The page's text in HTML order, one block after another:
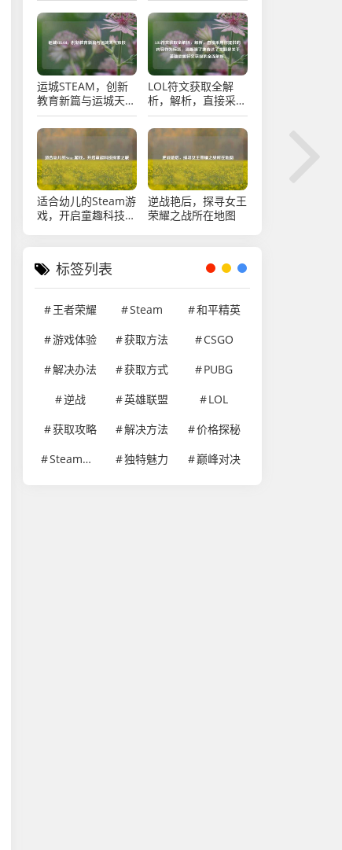
运城STEAM，创新
教育新篇与运城天气
预报
LOL符文获取全解
析，解析，直接采用
你提供的内容作为标
题，清晰明了地传达
了主题是关于英雄联
盟符文获取的全面解
析。
适合幼儿的Steam游
戏，开启童趣科技探
逆战艳后，探寻女王
荣耀之战所在地图
标签列表
王者荣耀 Steam
和平精英
游戏体验
获取方法
CSGO
解决办法
获取方式
PUBG
逆战
英雄联盟
LOL
获取攻略
解决方法
价格探秘
Steam游戏
独特魅力 巅峰对决